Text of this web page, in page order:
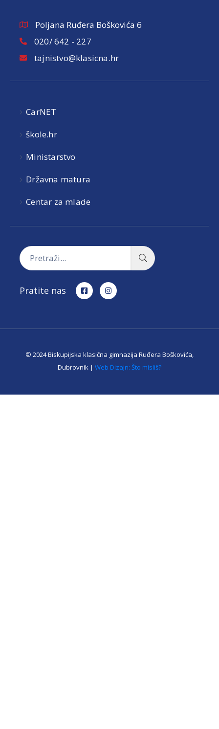
Poljana Ruđera Boškovića 6
020/ 642 - 227
tajnistvo@klasicna.hr
CarNET
škole.hr
Ministarstvo
Državna matura
Centar za mlade
Pratite nas
© 2024 Biskupijska klasična gimnazija Ruđera Boškovića,
Dubrovnik | Web Dizajn: Što misliš?